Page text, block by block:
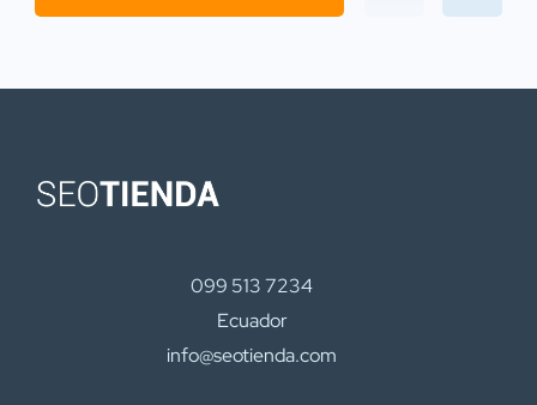
099 513 7234
Ecuador
info@seotienda.com